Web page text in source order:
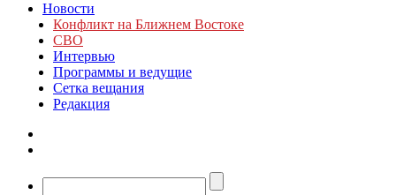
Новости
Конфликт на Ближнем Востоке
СВО
Интервью
Программы и ведущие
Сетка вещания
Редакция